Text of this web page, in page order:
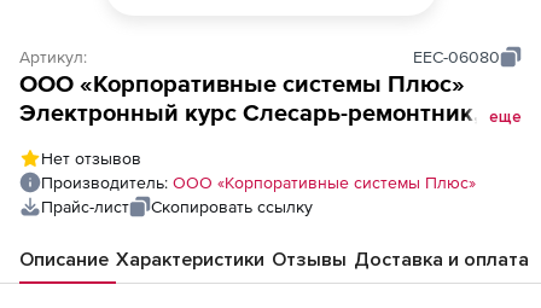
Артикул: EEC-06080
ООО «Корпоративные системы Плюс»
Электронный курс Слесарь-ремонтник,
базовая версия
еще
Нет отзывов
Производитель: ООО «Корпоративные системы Плюс»
Прайс-лист
Скопировать ссылку
Описание Характеристики Отзывы Доставка и оплата